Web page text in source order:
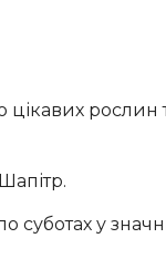
рослин
у